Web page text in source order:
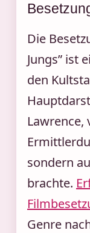
Die
Jungs” ist
den
Lawrence,
sondern
brachte.
Genre